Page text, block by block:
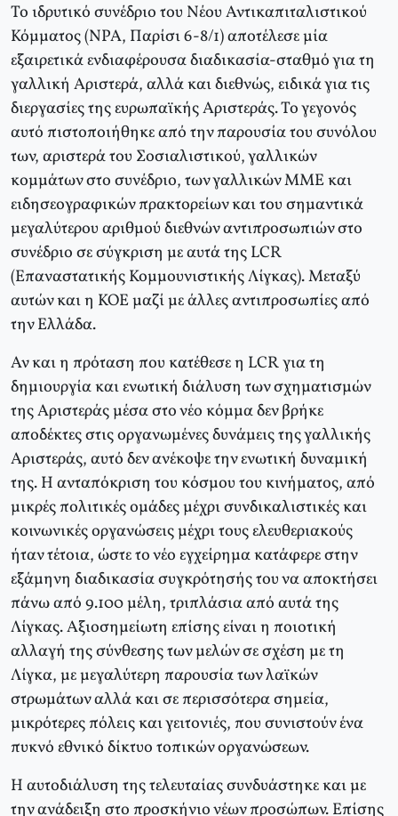
Το ιδρυτικό συνέδριο του Νέου Αντικαπιταλιστικού
Κόμματος (NPA, Παρίσι 6-8/1) αποτέλεσε μία
εξαιρετικά ενδιαφέρουσα διαδικασία-σταθμό για τη
γαλλική Αριστερά, αλλά και διεθνώς, ειδικά για τις
διεργασίες της ευρωπαϊκής Αριστεράς. Το γεγονός
αυτό πιστοποιήθηκε από την παρουσία του συνόλου
των, αριστερά του Σοσιαλιστικού, γαλλικών
κομμάτων στο συνέδριο, των γαλλικών ΜΜΕ και
ειδησεογραφικών πρακτορείων και του σημαντικά
μεγαλύτερου αριθμού διεθνών αντιπροσωπιών στο
συνέδριο σε σύγκριση με αυτά της LCR
(Επαναστατικής Κομμουνιστικής Λίγκας). Μεταξύ
αυτών και η ΚΟΕ μαζί με άλλες αντιπροσωπίες από
την Ελλάδα.
Αν και η πρόταση που κατέθεσε η LCR για τη
δημιουργία και ενωτική διάλυση των σχηματισμών
της Αριστεράς μέσα στο νέο κόμμα δεν βρήκε
αποδέκτες στις οργανωμένες δυνάμεις της γαλλικής
Αριστεράς, αυτό δεν ανέκοψε την ενωτική δυναμική
της. Η ανταπόκριση του κόσμου του κινήματος, από
μικρές πολιτικές ομάδες μέχρι συνδικαλιστικές και
κοινωνικές οργανώσεις μέχρι τους ελευθεριακούς
ήταν τέτοια, ώστε το νέο εγχείρημα κατάφερε στην
εξάμηνη διαδικασία συγκρότησής του να αποκτήσει
πάνω από 9.100 μέλη, τριπλάσια από αυτά της
Λίγκας. Αξιοσημείωτη επίσης είναι η ποιοτική
αλλαγή της σύνθεσης των μελών σε σχέση με τη
Λίγκα, με μεγαλύτερη παρουσία των λαϊκών
στρωμάτων αλλά και σε περισσότερα σημεία,
μικρότερες πόλεις και γειτονιές, που συνιστούν ένα
πυκνό εθνικό δίκτυο τοπικών οργανώσεων.
Η αυτοδιάλυση της τελευταίας συνδυάστηκε και με
την ανάδειξη στο προσκήνιο νέων προσώπων. Επίσης